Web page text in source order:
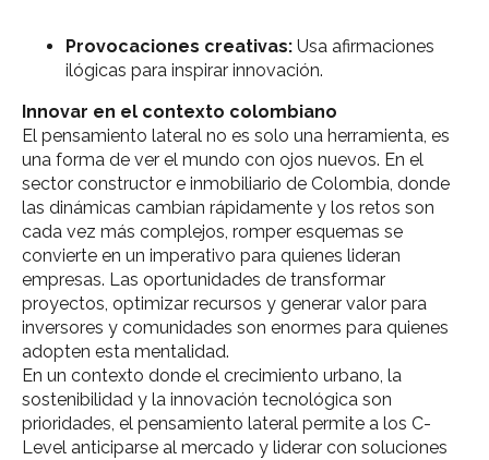
Provocaciones creativas: Usa afirmaciones
ilógicas para inspirar innovación.
Innovar en el contexto colombiano
El pensamiento lateral no es solo una herramienta, es
una forma de ver el mundo con ojos nuevos. En el
sector constructor e inmobiliario de Colombia, donde
las dinámicas cambian rápidamente y los retos son
cada vez más complejos, romper esquemas se
convierte en un imperativo para quienes lideran
empresas. Las oportunidades de transformar
proyectos, optimizar recursos y generar valor para
inversores y comunidades son enormes para quienes
adopten esta mentalidad.
En un contexto donde el crecimiento urbano, la
sostenibilidad y la innovación tecnológica son
prioridades, el pensamiento lateral permite a los C-
Level anticiparse al mercado y liderar con soluciones